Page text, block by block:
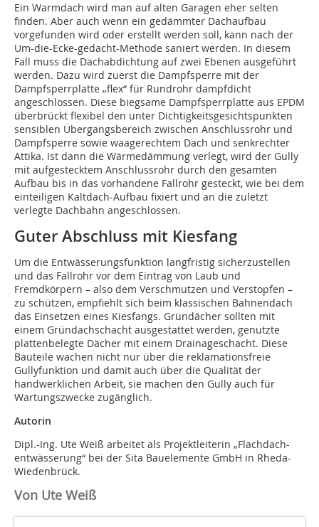
Ein Warmdach wird man auf alten Garagen eher selten
finden. Aber auch wenn ein gedämmter Dachaufbau
vorgefunden wird oder erstellt werden soll, kann nach der
Um-die-Ecke-gedacht-Methode saniert werden. In diesem
Fall muss die Dachabdichtung auf zwei Ebenen ausgeführt
werden. Dazu wird zuerst die Dampfsperre mit der
Dampfsperrplatte „flex“ für Rundrohr dampfdicht
angeschlossen. Diese biegsame Dampfsperrplatte aus EPDM
überbrückt flexibel den unter Dichtigkeitsgesichtspunkten
sensiblen Übergangsbereich zwischen Anschlussrohr und
Dampfsperre sowie waagerechtem Dach und senkrechter
Attika. Ist dann die Wärmedämmung verlegt, wird der Gully
mit aufgestecktem Anschlussrohr durch den gesamten
Aufbau bis in das vorhandene Fallrohr gesteckt, wie bei dem
einteiligen Kaltdach-Aufbau fixiert und an die zuletzt
verlegte Dachbahn angeschlossen.
Guter Abschluss mit Kiesfang
Um die Entwässerungsfunktion langfristig sicherzustellen
und das Fallrohr vor dem Eintrag von Laub und
Fremdkörpern – also dem Verschmutzen und Verstopfen –
zu schützen, empfiehlt sich beim klassischen Bahnendach
das Einsetzen eines Kiesfangs. Gründächer sollten mit
einem Gründachschacht ausgestattet werden, genutzte
plattenbelegte Dächer mit einem Drainageschacht. Diese
Bauteile wachen nicht nur über die reklamationsfreie
Gullyfunktion und damit auch über die Qualität der
handwerklichen Arbeit, sie machen den Gully auch für
Wartungszwecke zugänglich.
Autorin
Dipl.-Ing. Ute Weiß arbeitet als Projektleiterin „Flachdach-
entwässerung“ bei der Sita Bauelemente GmbH in Rheda-
Wiedenbrück.
Von Ute Weiß